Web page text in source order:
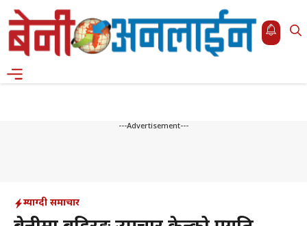
Skip
to
content
---Advertisement---
म्याग्दी समाचार